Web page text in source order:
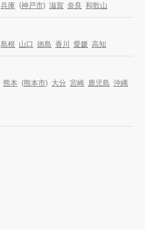
兵庫 (神戸市) 滋賀 奈良 和歌山
島根 山口 徳島 香川 愛媛 高知
熊本 (熊本市) 大分 宮崎 鹿児島 沖縄